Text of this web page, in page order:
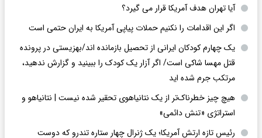
آیا تهران هدف آمریکا قرار می گیرد؟
اگر این اقدامات را نکنیم حملات پیاپی آمریکا به ایران حتمی است
یک چهارم کودکان ایرانی از تحصیل بازمانده اند/بهزیستی در پرونده
قتل مهسا شاکی است/ اگر آزار یک کودک را ببینید و گزارش ندهید،
مرتکب جرم شده اید
هیچ چیز خطرناک‌تر از یک نتانیاهوی تحقیر شده نیست | نتانیاهو و
استراتژی «تنش دائمی»
رئیس تازه ارتش آمریکا؛ یک ژنرال چهار ستاره تندرو که دوست